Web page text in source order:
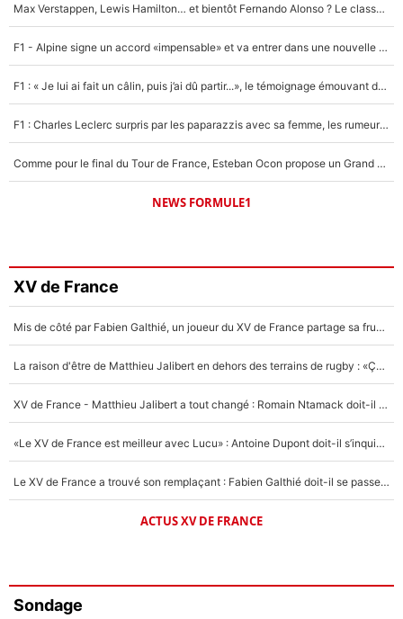
Max Verstappen, Lewis Hamilton… et bientôt Fernando Alonso ? Le classement des pilotes les mieux payés en Formule 1 risque de changer !
F1 - Alpine signe un accord «impensable» et va entrer dans une nouvelle dimension : Grande nouvelle pour Pierre Gasly !
F1 : « Je lui ai fait un câlin, puis j’ai dû partir...», le témoignage émouvant de Max Verstappen sur sa fille
F1 : Charles Leclerc surpris par les paparazzis avec sa femme, les rumeurs étaient vraies !
Comme pour le final du Tour de France, Esteban Ocon propose un Grand Prix de Formule 1 à Paris : «Autour de l’Arc de Triomphe, ce serait génial» !
NEWS FORMULE1
XV de France
Mis de côté par Fabien Galthié, un joueur du XV de France partage sa frustration : «ils ne me l’ont pas dit tout de suite»
La raison d'être de Matthieu Jalibert en dehors des terrains de rugby : «Ça m'atteint autant que si tu touches à un membre de ma famille»
XV de France - Matthieu Jalibert a tout changé : Romain Ntamack doit-il s’inquiéter pour sa place à un an de la Coupe du monde ?
«Le XV de France est meilleur avec Lucu» : Antoine Dupont doit-il s’inquiéter pour sa place ?
Le XV de France a trouvé son remplaçant : Fabien Galthié doit-il se passer d'Antoine Dupont ?
ACTUS XV DE FRANCE
Sondage